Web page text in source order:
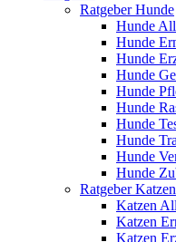
Ratgeber Hunde
Hunde
Hunde
Hunde
Hunde
Hunde
Hunde
Hunde
Hunde
Hunde
Hunde
Ratgeber Katzen
Katzen
Katzen
Katzen